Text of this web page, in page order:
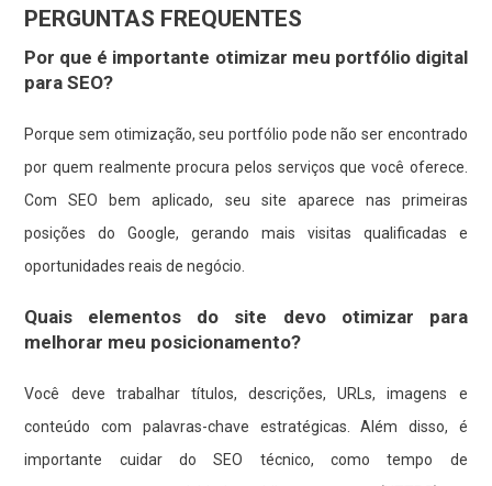
PERGUNTAS FREQUENTES
Por que é importante otimizar meu portfólio digital
para SEO?
Porque sem otimização, seu portfólio pode não ser encontrado
por quem realmente procura pelos serviços que você oferece.
Com SEO bem aplicado, seu site aparece nas primeiras
posições do Google, gerando mais visitas qualificadas e
oportunidades reais de negócio.
Quais elementos do site devo otimizar para
melhorar meu posicionamento?
Você deve trabalhar títulos, descrições, URLs, imagens e
conteúdo com palavras-chave estratégicas. Além disso, é
importante cuidar do SEO técnico, como tempo de